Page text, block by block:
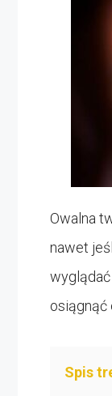
Owalna
nawet
wyglądać
osiągnąć
Spis